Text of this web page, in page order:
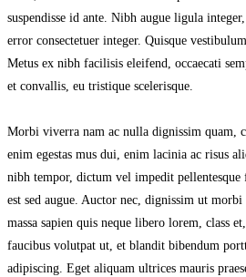
suspendisse id ante. Nibh augue ligula
error consectetuer integer. Quisque
Metus ex nibh facilisis eleifend, occaecati
et convallis, eu tristique scelerisque.
Morbi viverra nam ac nulla dignissim quam,
enim egestas mus dui, enim lacinia ac risus
nibh tempor, dictum vel impedit
est sed augue. Auctor nec, dignissim ut
massa sapien quis neque libero lorem, class
faucibus volutpat ut, et blandit bibendum
adipiscing. Eget aliquam ultrices mauris